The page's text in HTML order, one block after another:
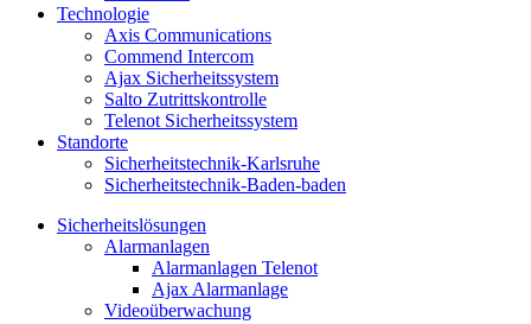
Technologie
Axis Communications
Commend Intercom
Ajax Sicherheitssystem​
Salto Zutrittskontrolle
Telenot Sicherheitssystem
Standorte
Sicherheitstechnik-Karlsruhe
Sicherheitstechnik-Baden-baden
Sicherheitslösungen
Alarmanlagen
Alarmanlagen Telenot
Ajax Alarmanlage
Videoüberwachung